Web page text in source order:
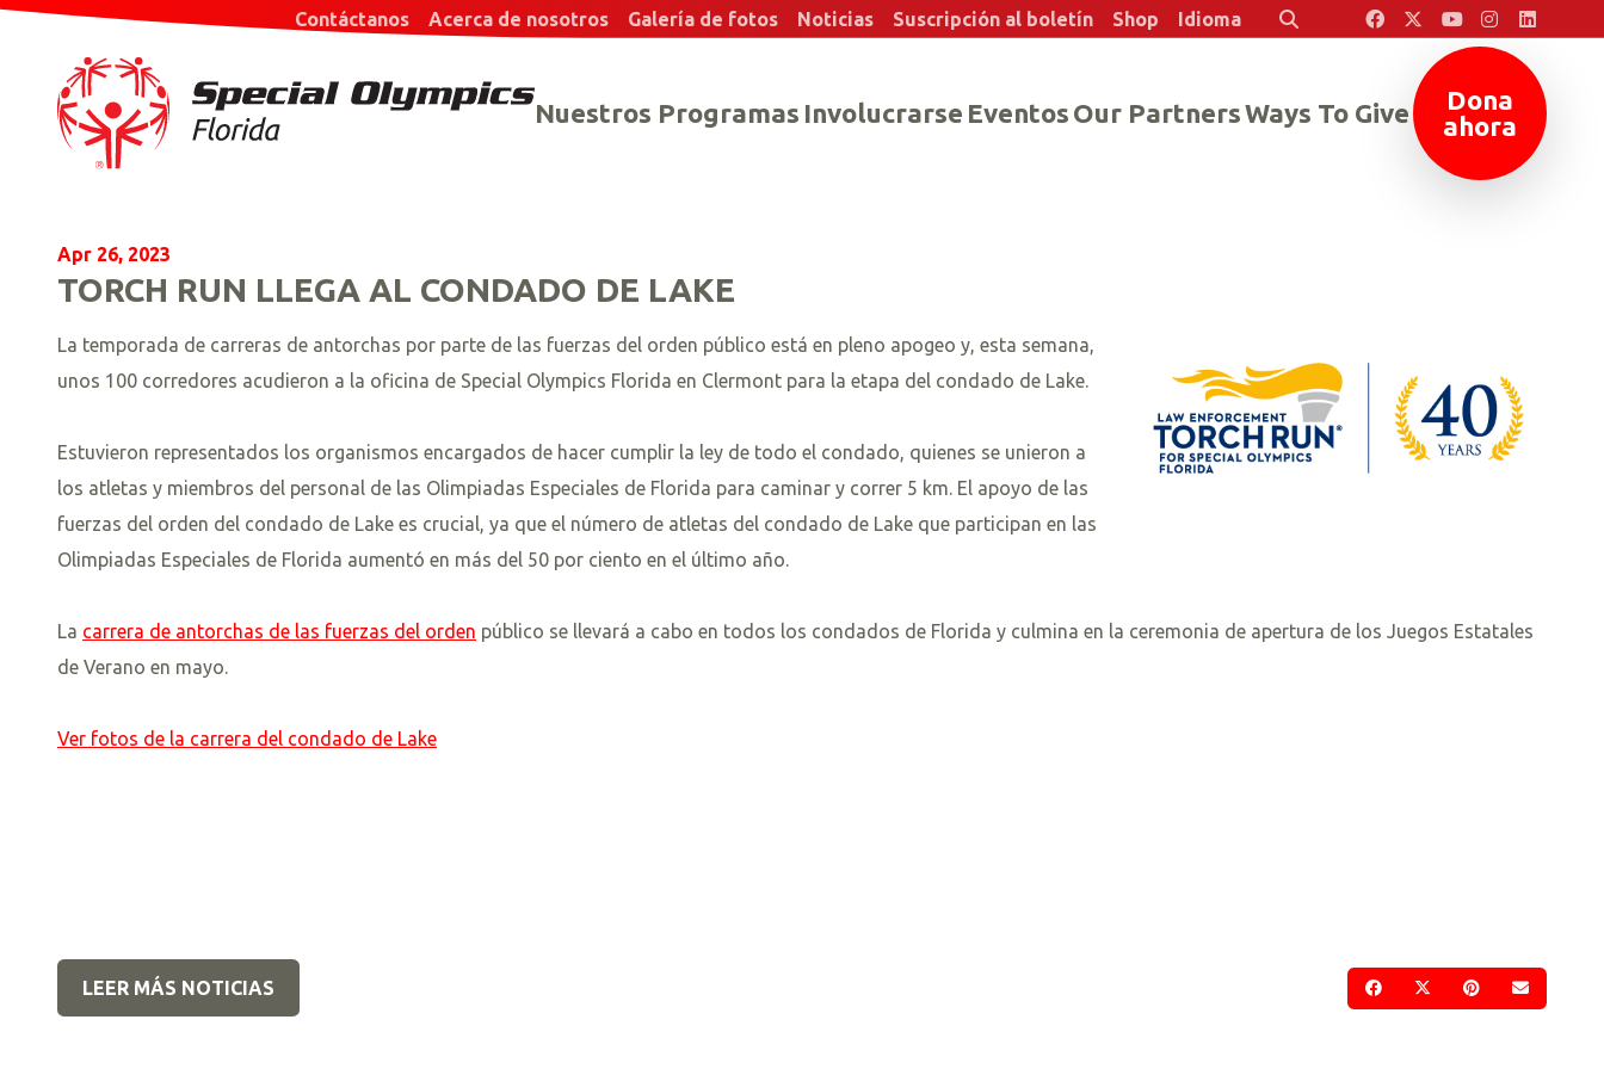
Nuestros Programas Involucrarse Eventos Our PartnersWays To Give
Dona
ahora
Contáctanos Acerca de nosotros Galería de fotos Noticias Suscripción al boletín Shop Idioma Buscar
Apr 26, 2023
TORCH RUN LLEGA AL CONDADO DE LAKE
La temporada de carreras de antorchas por parte de las fuerzas del orden público está en pleno apogeo y, esta semana,
unos 100 corredores acudieron a la oficina de Special Olympics Florida en Clermont para la etapa del condado de Lake.
Estuvieron representados los organismos encargados de hacer cumplir la ley de todo el condado, quienes se unieron a
los atletas y miembros del personal de las Olimpiadas Especiales de Florida para caminar y correr 5 km. El apoyo de las
fuerzas del orden del condado de Lake es crucial, ya que el número de atletas del condado de Lake que participan en las
Olimpiadas Especiales de Florida aumentó en más del 50 por ciento en el último año.
La carrera de antorchas de las fuerzas del orden público se llevará a cabo en todos los condados de Florida y culmina en la ceremonia de apertura de los Juegos Estatales
de Verano en mayo.
Ver fotos de la carrera del condado de Lake
COMPARTIR EN FACEBOOK
COMPARTIR EN
COMPARTIR
ENVIAR
LEER MÁS NOTICIAS